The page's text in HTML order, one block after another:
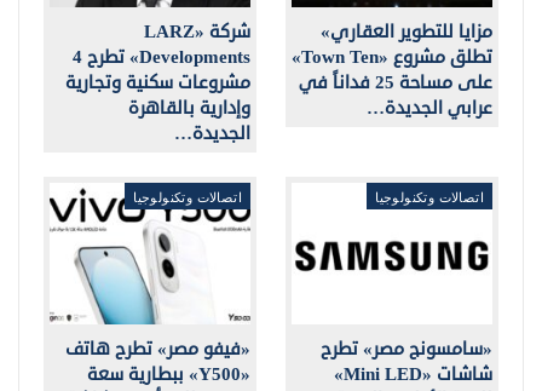
مزايا للتطوير العقاري»
تطلق مشروع «Town Ten»
على مساحة 25 فداناً في
عرابي الجديدة…
شركة «LARZ
Developments» تطرح 4
مشروعات سكنية وتجارية
وإدارية بالقاهرة
الجديدة…
اتصالات وتكنولوجيا
«سامسونج مصر» تطرح
شاشات «Mini LED»
اتصالات وتكنولوجيا
«فيفو مصر» تطرح هاتف
«Y500» ببطارية سعة